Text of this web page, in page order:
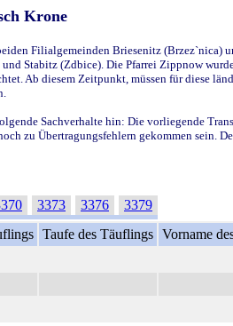
Krone
Filialgemeinden Briesenitz (Brzez`nica)
Stabitz (Zdbice). Die Pfarrei Zippnow
Ab diesem Zeitpunkt, müssen für diese
Sachverhalte hin: Die vorliegende
zu Übertragungsfehlern gekommen sein.
3373 3376
3379
Taufe des Täuflings Vorname